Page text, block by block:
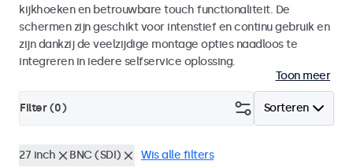
kijkhoeken en betrouwbare touch functionaliteit. De
schermen zijn geschikt voor intenstief en continu gebruik en
zijn dankzij de veelzijdige montage opties naadloos te
integreren in iedere selfservice oplossing.
Toon meer
Sorteren
Filter (0)
27 inch BNC (SDI) Wis alle filters